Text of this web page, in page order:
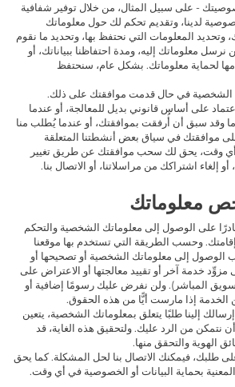
- على سبيل المثال، من خلال توفير شفافية
لدينا، وتقديم تحكم لك حول معلوماتك
المعلومات التي نحتفظ بها، وتحديد ما نقوم
معلوماتك إليه، ومدة احتفاظنا ببياناتك، أو
لحماية معلوماتك. بشكل عام، سنحتفظ
الشخصية في حال قدمت موافقتك على ذلك.
على أساس قانوني بديل للمعالجة، أو عندما
وقد سبق أن أُرفقت بموافقتك، أو عندما يُطلب منا
موافقتك في سياق بعض أنشطتنا المتعلقة
أي وقت، يحق لك سحب موافقتك عن طريق تغيير
إلغاء اشتراكك من مراسلاتنا، أو الاتصال بنا.
معلوماتك
على الوصول إلى معلوماتك الشخصية والتحكم
وحسب الطريقة التي تستخدم بها موقعنا
الوصول إلى معلوماتك الشخصية أو تصحيحها أو
مزوِّد خدمة آخر أو تقييد معالجتها أو الاعتراض على
المباشر). ولن نفرض عليك رسومًا إضافية أو
إذا مارست أيًّا من هذه الحقوق.
إلينا طلبًا يتعلق بمعلوماتك الشخصية، يتعين
نتمكن من الرد عليك. ولتحقيق هذه الغاية، قد
الهوية والتحقق منها.
طلبك، فيمكنك الاتصال بنا لحل المشكلة. كما يحق
المعنية بحماية البيانات أو الخصوصية في أي وقت.